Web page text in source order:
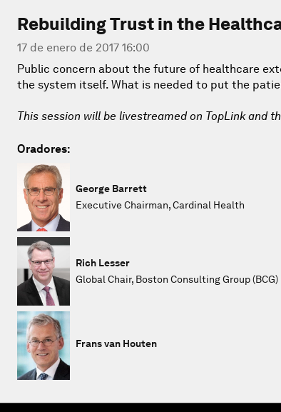
Rebuilding Trust in the
17 de enero de 2017 16:00
Public concern about the future of healthcare
the system itself. What is needed to put the
This session will be livestreamed on TopLink and
Oradores:
George Barrett
Executive Chairman, Cardinal Health
Rich Lesser
Global Chair, Boston Consulting Group (BCG)
Frans van Houten